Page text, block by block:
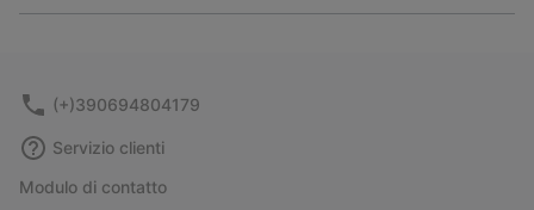
or
(+)390694804179
Servizio clienti
Modulo di contatto